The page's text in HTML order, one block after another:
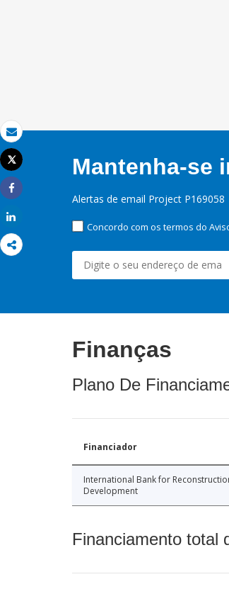
Email
Imprimir
Tweet
Share
Mantenha-se
Alertas de email Project P169058
Concordo com os termos do
Finanças
Plano De
Financiador
International Bank for
Development
Financiamento total